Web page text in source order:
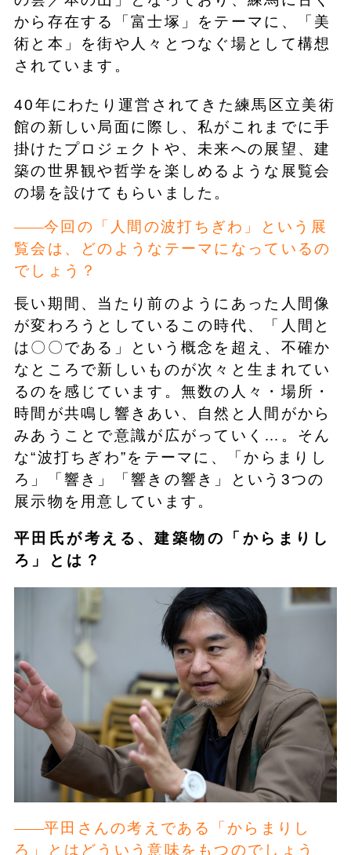
から存在する「富士塚」をテーマに、「美
術と本」を街や人々とつなぐ場として構想
されています。
40年にわたり運営されてきた練馬区立美術
館の新しい局面に際し、私がこれまでに手
掛けたプロジェクトや、未来への展望、建
築の世界観や哲学を楽しめるような展覧会
の場を設けてもらいました。
今回の「人間の波打ちぎわ」という展
覧会は、どのようなテーマになっているの
でしょう？
長い期間、当たり前のようにあった人間像
が変わろうとしているこの時代、「人間と
は〇〇である」という概念を超え、不確か
なところで新しいものが次々と生まれてい
るのを感じています。無数の人々・場所・
時間が共鳴し響きあい、自然と人間がから
みあうことで意識が広がっていく…。そん
な“波打ちぎわ”をテーマに、「からまりし
ろ」「響き」「響きの響き」という3つの
展示物を用意しています。
平田氏が考える、建築物の「からまりし
ろ」とは？
平田さんの考えである「からまりし
ろ」とはどういう意味をもつのでしょう